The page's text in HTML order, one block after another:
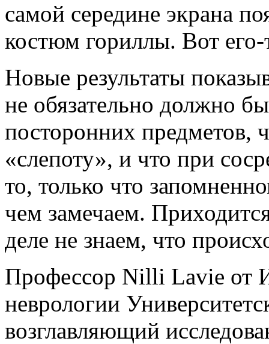
самой середине экрана
костюм гориллы. Вот его-
Новые результаты
не обязательно должно
посторонних предметов,
«слепоту», и что при
то, только что
чем замечаем.
деле не знаем, что
Профессор Nilli Lavie от
неврологии
возглавляющий